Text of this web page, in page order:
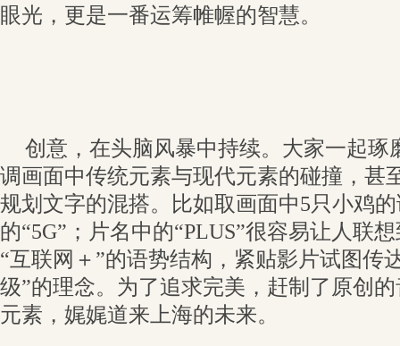
眼光，更是一番运筹帷幄的智慧。
创意，在头脑风暴中持续。大家一起琢
调画面中传统元素与现代元素的碰撞，甚
规划文字的混搭。比如取画面中5只小鸡
的“5G”；片名中的“PLUS”很容易让人联
“互联网＋”的语势结构，紧贴影片试图传
级”的理念。为了追求完美，赶制了原创
元素，娓娓道来上海的未来。